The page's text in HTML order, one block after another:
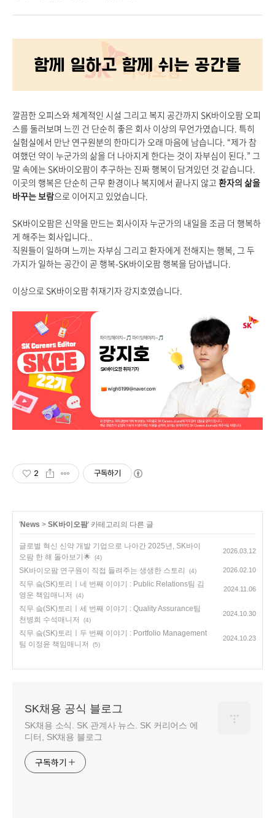
깔끔한 오피스와 체계적인 시설 그리고 복지 공간까지 SK바이오팜 오피
스를 둘러보며 느낀 건 단순히 좋은 회사 이상의 무언가였습니다. 특히
실험실에서 만난 연구원분의 한마디가 오래 마음에 남습니다. “제가 참
여했던 약이 누군가의 삶을 더 나아지게 한다는 것이 자부심이 된다.” 그
말 속에는 SK바이오팜이 추구하는 진짜 행복이 담겨있던 것 같습니다.
이곳의 행복은 단순히 근무 환경이나 복지에서 끝나지 않고 환자의 삶을
바꾸는 보람으로 이어지고 있었습니다.
SK바이오팜은 신약을 만드는 회사이자 누군가의 내일을 조금 더 행복하
게 해주는 회사입니다..
직원들이 일하며 느끼는 자부심 그리고 환자에게 전해지는 행복, 그 두
가지가 일하는 공간이 곧 행복-SK바이오팜 행복을 담아냅니다.
이상으로 SK바이오팜 취재기자 강지호였습니다.
2 구독하기
'News > SK바이오팜' 카테고리의 다른 글
글로벌 혁신 신약 개발 기업으로 나아간 2025년, SK바이
오팜 한 해 돌아보기🌟
(4)
2026.03.12
SK바이오팜 연구원이 직접 들려주는 생생한 스토리 (4) 2026.02.10
직무 슼(SK)토리ㅣ네 번째 이야기 : Public Relations팀 김
영운 책임매니저
(4)
2024.11.06
직무 슼(SK)토리ㅣ세 번째 이야기 : Quality Assurance팀
천병희 수석매니저
(4)
2024.10.30
직무 슼(SK)토리ㅣ두 번째 이야기 : Portfolio Management
팀 이정윤 책임매니저
(5)
2024.10.23
SK채용 공식 블로그
SK채용 소식. SK 관계사 뉴스. SK 커리어스 에
디터, SK채용 블로그
구독하기